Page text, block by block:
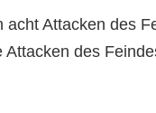
Attacken des
des